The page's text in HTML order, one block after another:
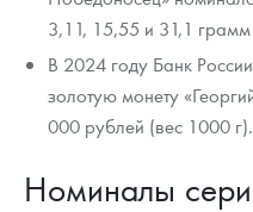
3,11, 15,55 и 31,1 грамм
В 2024 году Банк
золотую монету
000 рублей (вес 1000 г).
Номиналы